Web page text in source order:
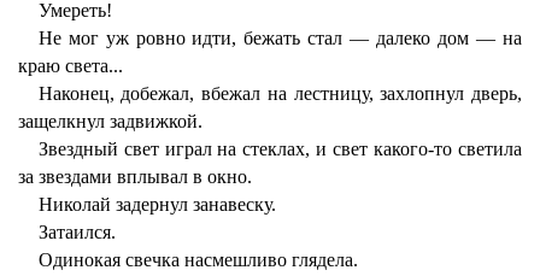
Умереть!
Не мог уж ровно идти, бежать стал — далеко дом — на
краю света...
Наконец, добежал, вбежал на лестницу, захлопнул дверь,
защелкнул задвижкой.
Звездный свет играл на стеклах, и свет какого-то светила
за звездами вплывал в окно.
Николай задернул занавеску.
Затаился.
Одинокая свечка насмешливо глядела.